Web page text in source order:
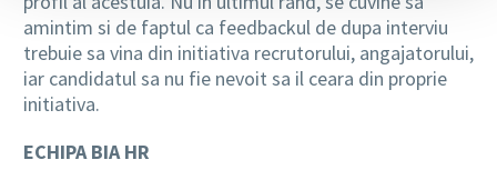
amintim si de faptul ca feedbackul de dupa interviu
trebuie sa vina din initiativa recrutorului, angajatorului,
iar candidatul sa nu fie nevoit sa il ceara din proprie
initiativa.
ECHIPA BIA HR